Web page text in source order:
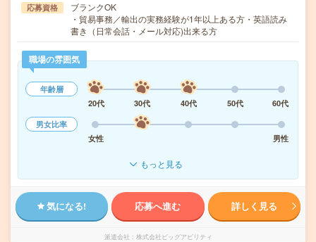
応募資格
ブランクOK
・貿易事務／輸出の実務経験が1年以上ある方・英語読み
書き（日常会話・メール対応)出来る方
職場の雰囲気
年齢層
20代
30代 40代 50代
60代
男女比率
女性
男性
もっと見る
気になる! 応募へ進む 詳しく見る
派遣会社 株式会社ビッグアビリティ